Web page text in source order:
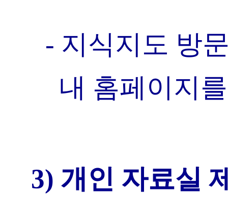
- 지식지도 방
내 홈페이지
3) 개인 자료실